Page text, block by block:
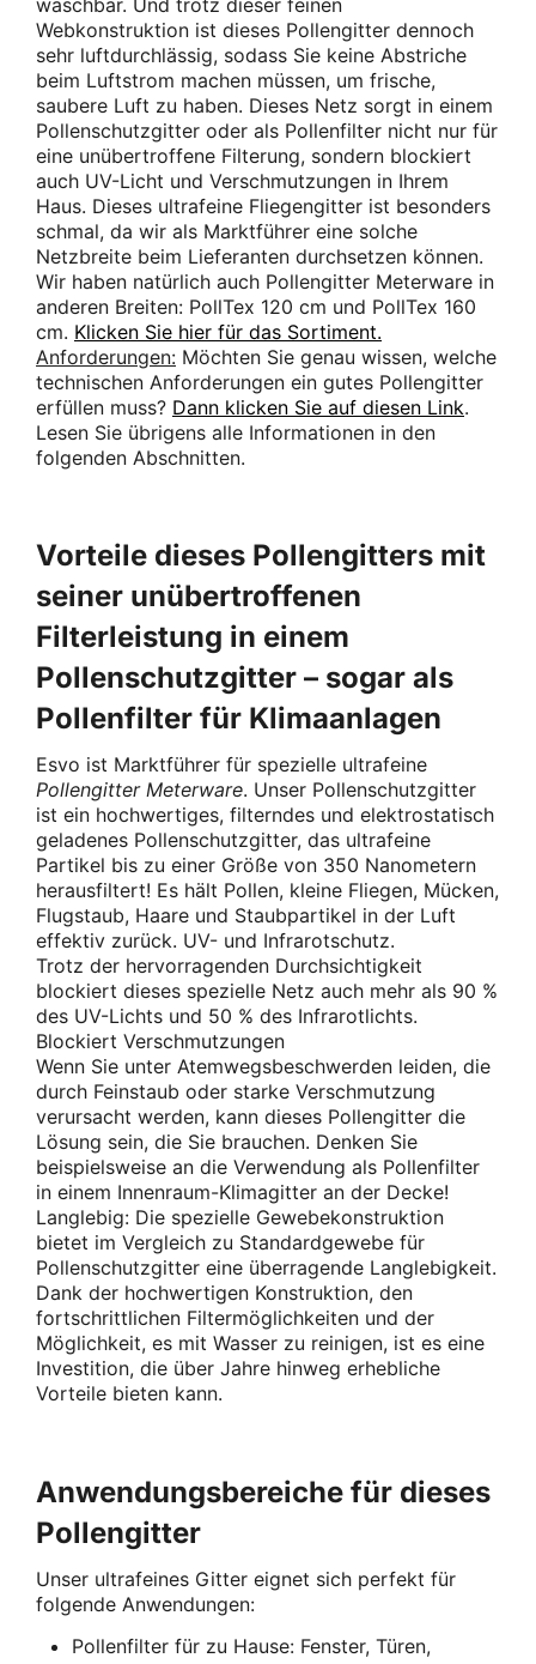
waschbar. Und trotz dieser feinen
Webkonstruktion ist dieses Pollengitter dennoch
sehr luftdurchlässig, sodass Sie keine Abstriche
beim Luftstrom machen müssen, um frische,
saubere Luft zu haben. Dieses Netz sorgt in einem
Pollenschutzgitter oder als Pollenfilter nicht nur für
eine unübertroffene Filterung, sondern blockiert
auch UV-Licht und Verschmutzungen in Ihrem
Haus. Dieses ultrafeine Fliegengitter ist besonders
schmal, da wir als Marktführer eine solche
Netzbreite beim Lieferanten durchsetzen können.
Wir haben natürlich auch Pollengitter Meterware in
anderen Breiten: PollTex 120 cm und PollTex 160
cm. Klicken Sie hier für das Sortiment.
Anforderungen: Möchten Sie genau wissen, welche
technischen Anforderungen ein gutes Pollengitter
erfüllen muss? Dann klicken Sie auf diesen Link.
Lesen Sie übrigens alle Informationen in den
folgenden Abschnitten.
Vorteile dieses Pollengitters mit
seiner unübertroffenen
Filterleistung in einem
Pollenschutzgitter – sogar als
Pollenfilter für Klimaanlagen
Esvo ist Marktführer für spezielle ultrafeine
Pollengitter Meterware. Unser Pollenschutzgitter
ist ein hochwertiges, filterndes und elektrostatisch
geladenes Pollenschutzgitter, das ultrafeine
Partikel bis zu einer Größe von 350 Nanometern
herausfiltert! Es hält Pollen, kleine Fliegen, Mücken,
Flugstaub, Haare und Staubpartikel in der Luft
effektiv zurück. UV- und Infrarotschutz.
Trotz der hervorragenden Durchsichtigkeit
blockiert dieses spezielle Netz auch mehr als 90 %
des UV-Lichts und 50 % des Infrarotlichts.
Blockiert Verschmutzungen
Wenn Sie unter Atemwegsbeschwerden leiden, die
durch Feinstaub oder starke Verschmutzung
verursacht werden, kann dieses Pollengitter die
Lösung sein, die Sie brauchen. Denken Sie
beispielsweise an die Verwendung als Pollenfilter
in einem Innenraum-Klimagitter an der Decke!
Langlebig: Die spezielle Gewebekonstruktion
bietet im Vergleich zu Standardgewebe für
Pollenschutzgitter eine überragende Langlebigkeit.
Dank der hochwertigen Konstruktion, den
fortschrittlichen Filtermöglichkeiten und der
Möglichkeit, es mit Wasser zu reinigen, ist es eine
Investition, die über Jahre hinweg erhebliche
Vorteile bieten kann.
Anwendungsbereiche für dieses
Pollengitter
Unser ultrafeines Gitter eignet sich perfekt für
folgende Anwendungen:
Pollenfilter für zu Hause: Fenster, Türen,